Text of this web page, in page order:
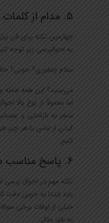
5. مدام از کلمات و جملات کلیشه ای استفاده نکنید
چهارمین نکته برای فن
به احوالپرسی زیر توجه
سلام چطوری؟ خوبی؟
می‌بینید؟ این همه
اما معمولاً از نوع
منجر به ناراحتی و
کردن از لباس یا هر چیز
کنیم.
6. پاسخ مناسب دهید
نکته مهم در احوال
باید ابتدا به خوبی
خیلی از اوقات برخی
به طور مثال: